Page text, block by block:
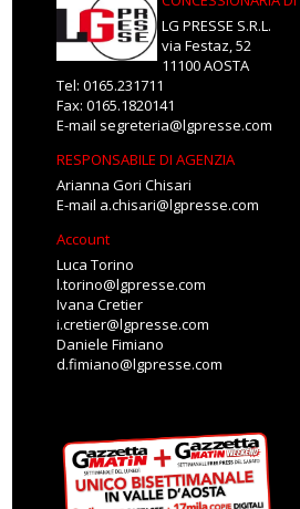
LG PRESSE S.R.L.
via Festaz, 52
11100 AOSTA
Tel: 0165.231711
Fax: 0165.1820141
E-mail segreteria@lgpresse.com
RESPONSABILE DI AGENZIA
Arianna Gori Chisari
E-mail a.chisari@lgpresse.com
Account
Luca Torino
l.torino@lgpresse.com
Ivana Cretier
i.cretier@lgpresse.com
Daniele Fimiano
d.fimiano@lgpresse.com